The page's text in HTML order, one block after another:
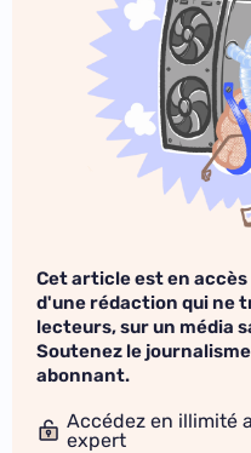
Cet article est en
d'une rédaction qui ne
lecteurs, sur un média
Soutenez le
abonnant.
Accédez en illimité
expert